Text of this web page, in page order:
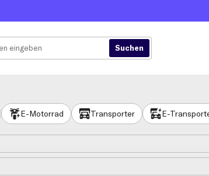
E-Motorrad Transporter E-